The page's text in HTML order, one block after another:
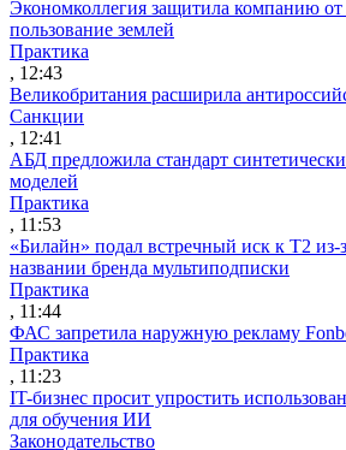
Экономколлегия защитила компанию от
пользование землей
Практика
, 12:43
Великобритания расширила
Санкции
, 12:41
АБД предложила стандарт
моделей
Практика
, 11:53
«Билайн» подал встречный иск к Т2 из-
названии бренда мультиподписки
Практика
, 11:44
ФАС запретила наружную рекламу
Практика
, 11:23
IT-бизнес просит упростить
для обучения ИИ
Законодательство